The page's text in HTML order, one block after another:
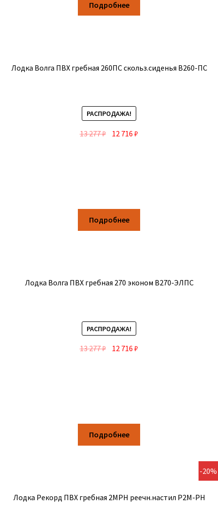
Подробнее
Лодка Волга ПВХ гребная 260ПС скольз.сиденья В260-ПС
РАСПРОДАЖА!
13 277₽ 12 716₽
Подробнее
Лодка Волга ПВХ гребная 270 эконом В270-ЭЛПС
РАСПРОДАЖА!
13 277₽ 12 716₽
Подробнее
-20%
Лодка Рекорд ПВХ гребная 2МРН реечн.настил Р2М-РН